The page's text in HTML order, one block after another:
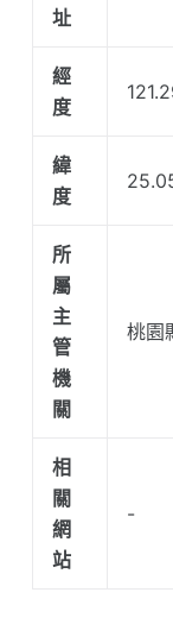
址
經
度
緯
度
所
屬
主
管
機
關
桃園
相
關
網
站
-